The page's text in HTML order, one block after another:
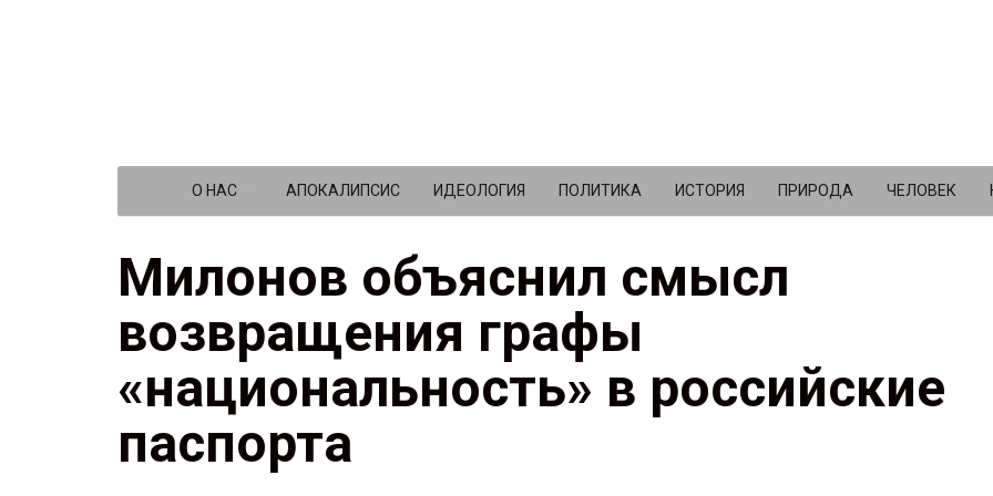
О НАС АПОКАЛИПСИС ИДЕОЛОГИЯ ПОЛИТИКА ИСТОРИЯ ПРИРОДА ЧЕЛОВЕК
Милонов объяснил смысл
возвращения графы
«национальность» в российские
паспорта